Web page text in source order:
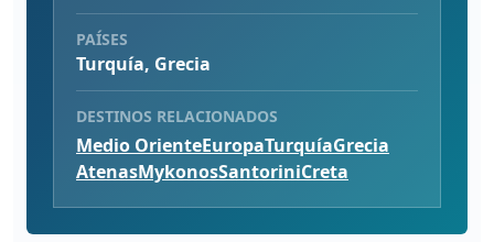
PAÍSES
Turquía, Grecia
DESTINOS RELACIONADOS
Medio OrienteEuropaTurquíaGrecia
AtenasMykonosSantoriniCreta